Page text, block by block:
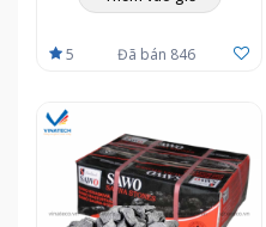
5 Đã bán 846